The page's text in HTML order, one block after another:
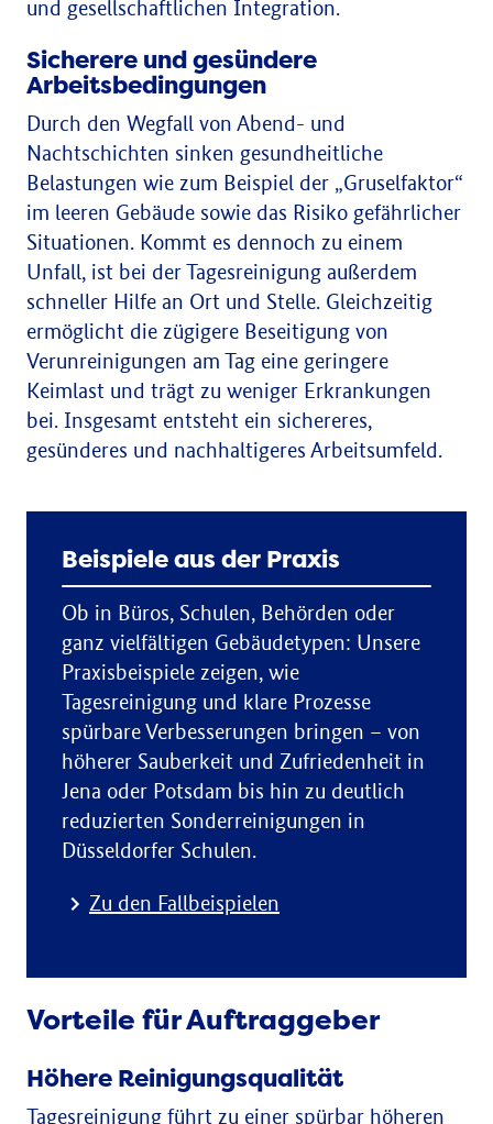
und gesellschaftlichen Integration.
Sicherere und gesündere
Arbeitsbedingungen
Durch den Wegfall von Abend- und
Nachtschichten sinken gesundheitliche
Belastungen wie zum Beispiel der „Gruselfaktor“
im leeren Gebäude sowie das Risiko gefährlicher
Situationen. Kommt es dennoch zu einem
Unfall, ist bei der Tagesreinigung außerdem
schneller Hilfe an Ort und Stelle. Gleichzeitig
ermöglicht die zügigere Beseitigung von
Verunreinigungen am Tag eine geringere
Keimlast und trägt zu weniger Erkrankungen
bei. Insgesamt entsteht ein sichereres,
gesünderes und nachhaltigeres Arbeitsumfeld.
Beispiele aus der Praxis
Ob in Büros, Schulen, Behörden oder
ganz vielfältigen Gebäudetypen: Unsere
Praxisbeispiele zeigen, wie
Tagesreinigung und klare Prozesse
spürbare Verbesserungen bringen – von
höherer Sauberkeit und Zufriedenheit in
Jena oder Potsdam bis hin zu deutlich
reduzierten Sonderreinigungen in
Düsseldorfer Schulen.
Zu den Fallbeispielen
Vorteile für Auftraggeber
Höhere Reinigungsqualität
Tagesreinigung führt zu einer spürbar höheren